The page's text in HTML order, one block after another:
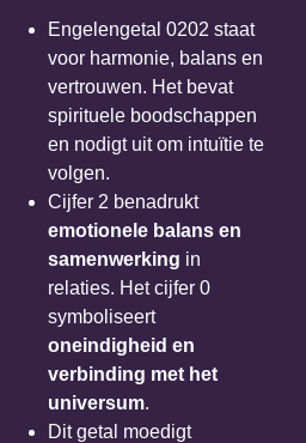
Engelengetal 0202 staat
voor harmonie, balans en
vertrouwen. Het bevat
spirituele boodschappen
en nodigt uit om intuïtie te
volgen.
Cijfer 2 benadrukt
emotionele balans en
samenwerking in
relaties. Het cijfer 0
symboliseert
oneindigheid en
verbinding met het
universum.
Dit getal moedigt